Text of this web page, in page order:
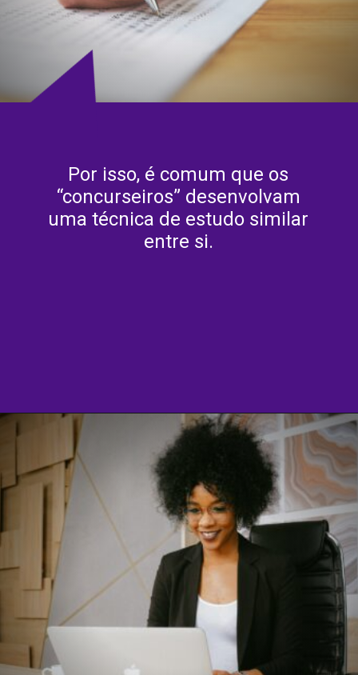
Por isso, é comum que os
“concurseiros” desenvolvam
uma técnica de estudo similar
entre si.